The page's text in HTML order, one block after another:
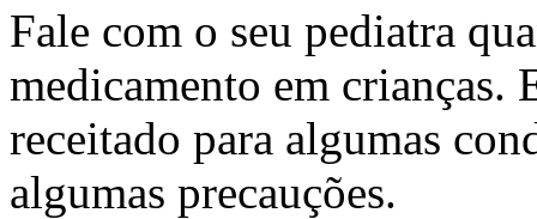
Fale com o seu pediatra
medicamento em crianças.
receitado para algumas
algumas precauções.